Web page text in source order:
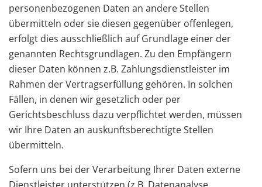
personenbezogenen Daten an andere Stellen
übermitteln oder sie diesen gegenüber offenlegen,
erfolgt dies ausschließlich auf Grundlage einer der
genannten Rechtsgrundlagen. Zu den Empfängern
dieser Daten können z.B. Zahlungsdienstleister im
Rahmen der Vertragserfüllung gehören. In solchen
Fällen, in denen wir gesetzlich oder per
Gerichtsbeschluss dazu verpflichtet werden, müssen
wir Ihre Daten an auskunftsberechtigte Stellen
übermitteln.
Sofern uns bei der Verarbeitung Ihrer Daten externe